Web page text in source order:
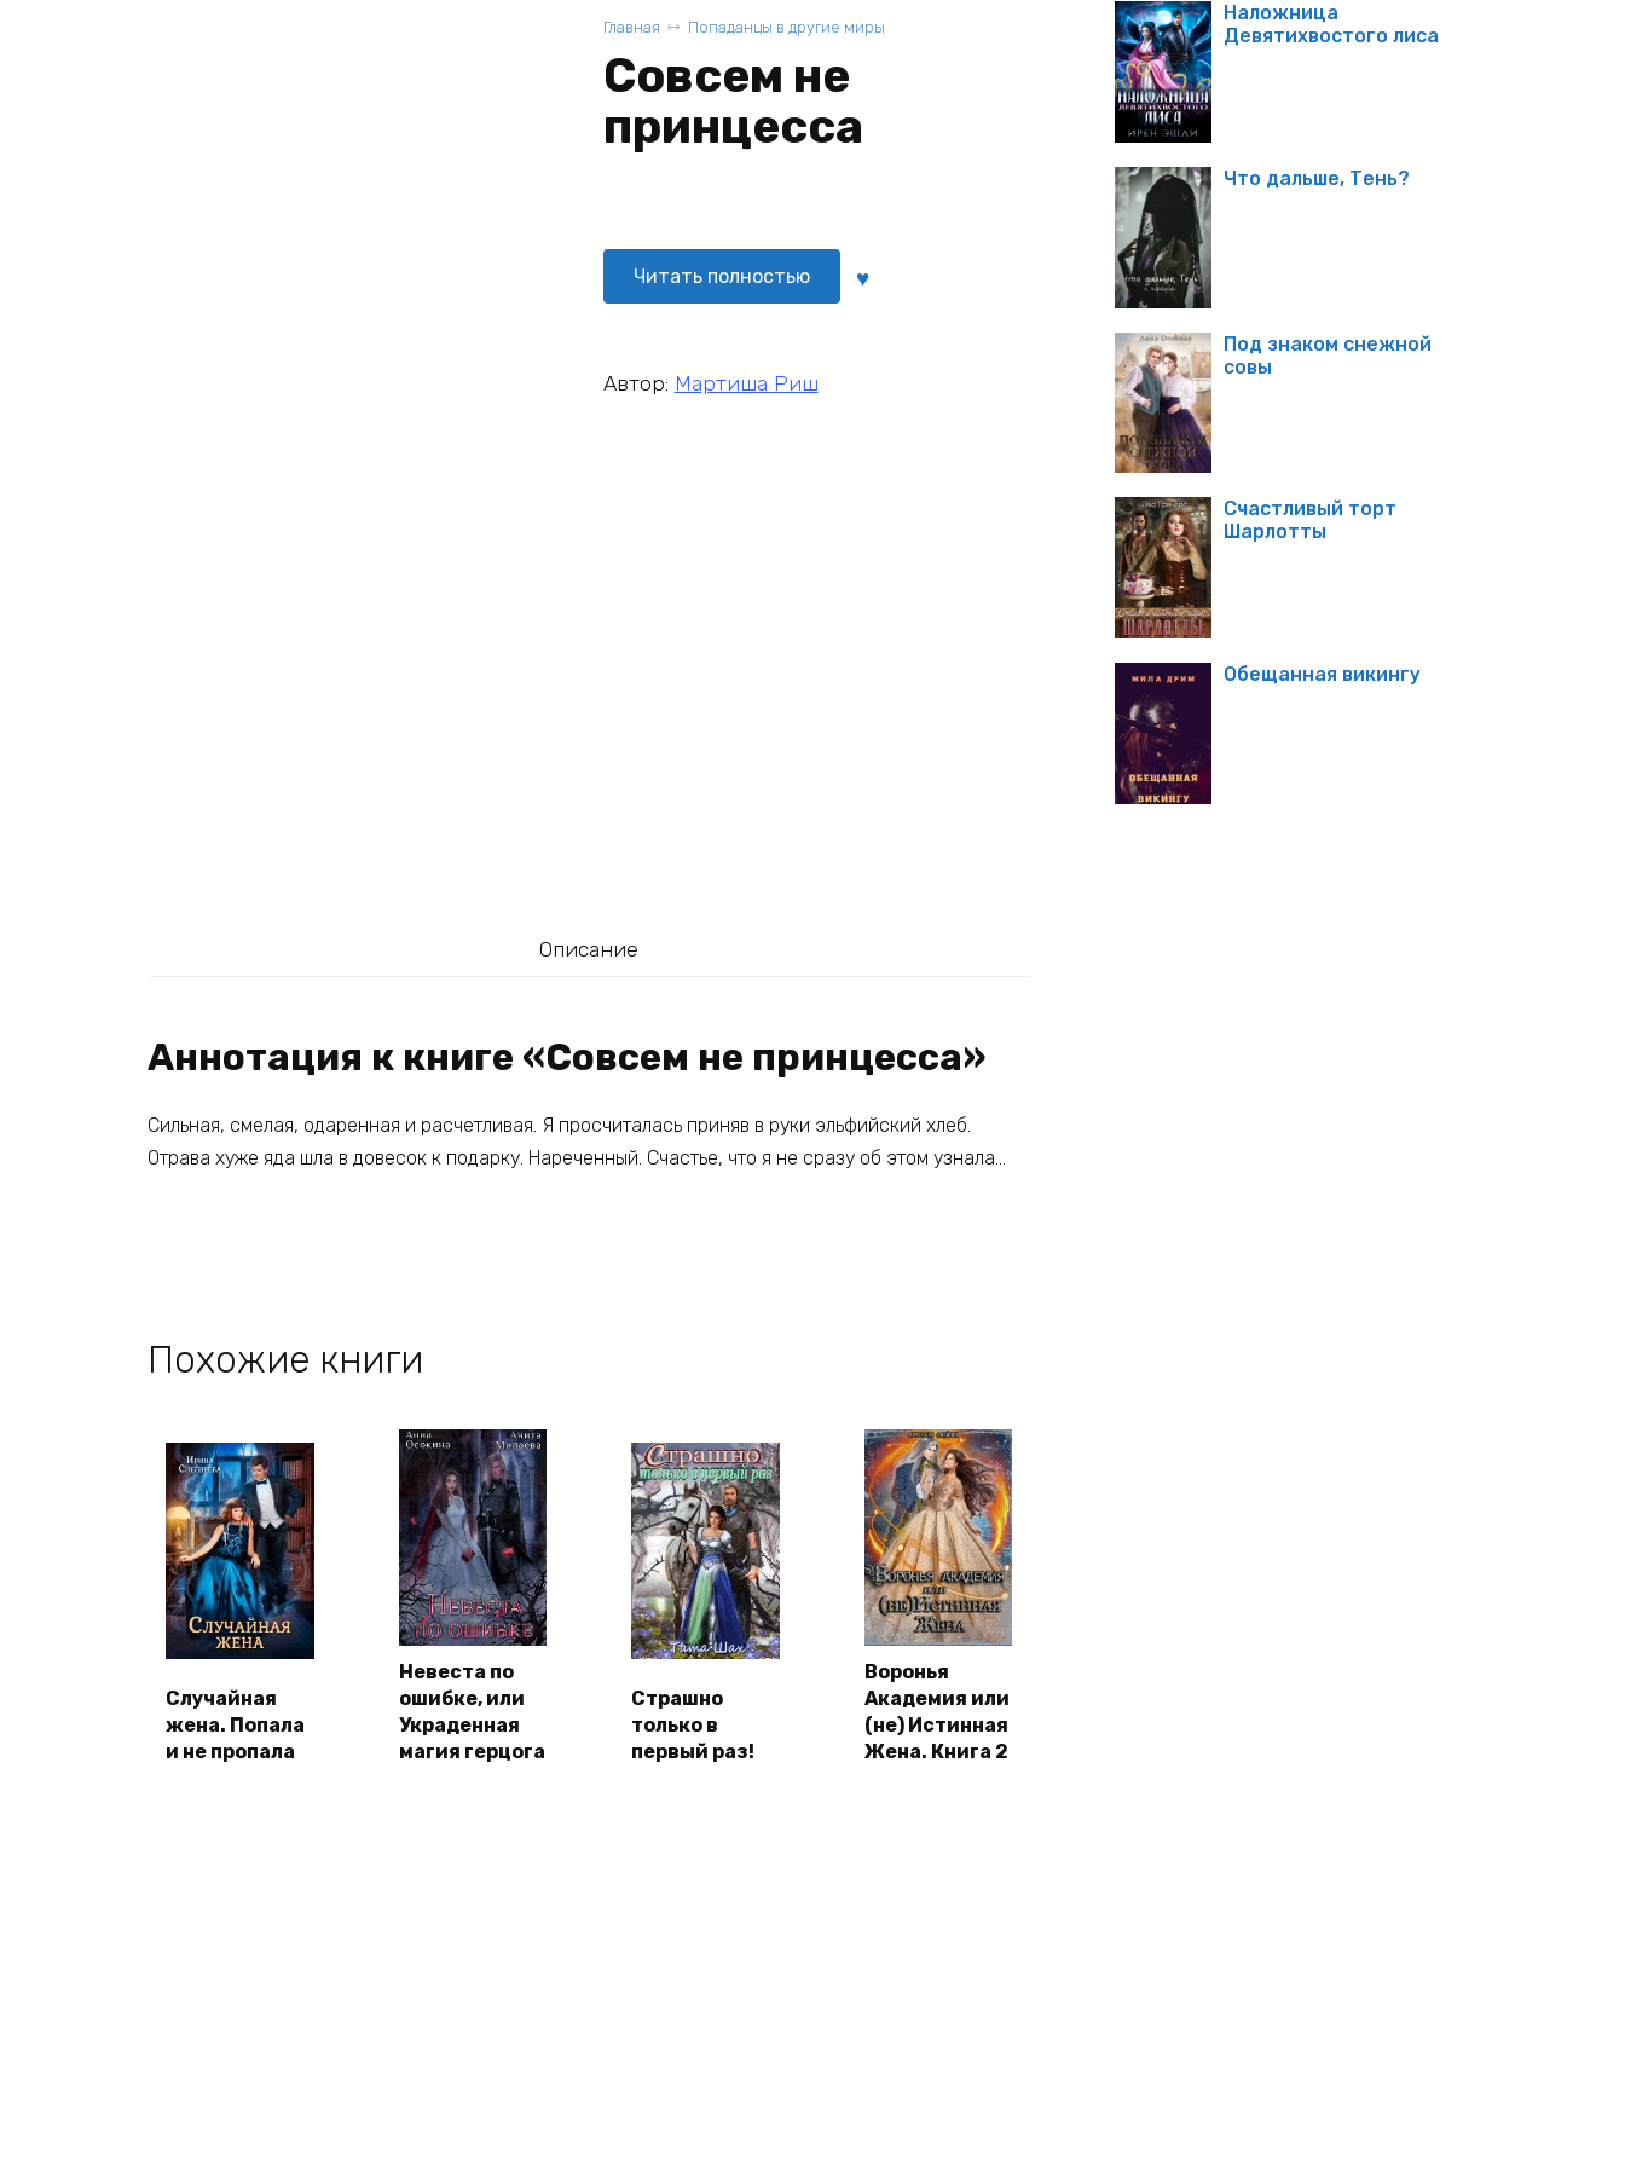
Главная Попаданцы в другие миры
Совсем не
принцесса
Читать полностью
Автор: Мартиша Риш
Описание
Аннотация к книге «Совсем не принцесса»
Сильная, смелая, одаренная и расчетливая. Я просчиталась приняв в руки эльфийский хлеб.
Отрава хуже яда шла в довесок к подарку. Нареченный. Счастье, что я не сразу об этом узнала…
Похожие книги
Случайная
жена. Попала
и не пропала
Невеста по
ошибке, или
Украденная
магия герцога
Страшно
только в
первый раз!
Воронья
Академия или
(не) Истинная
Жена. Книга 2
Наложница
Девятихвостого лиса
Что дальше, Тень?
Под знаком снежной
совы
Счастливый торт
Шарлотты
Обещанная викингу